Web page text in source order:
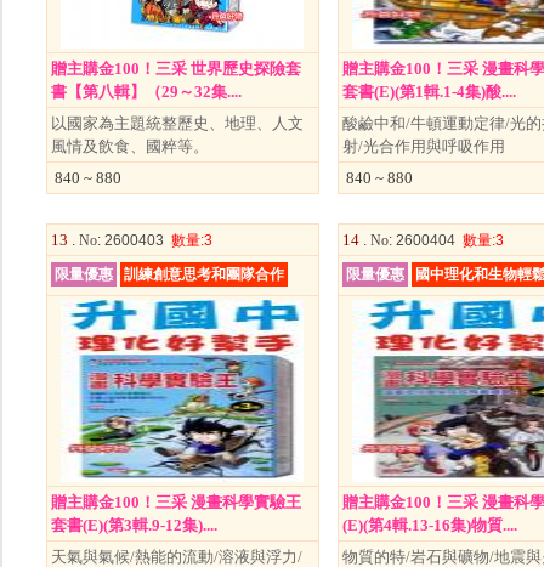
贈主購金100！三采 世界歷史探險套
書【第八輯】（29～32集....
以國家為主題統整歷史、地理、人文
風情及飲食、國粹等。
840 ~ 880
贈主購金100！三采 漫畫科
套書(E)(第1輯.1-4集)酸....
酸鹼中和/牛頓運動定律/光
射/光合作用與呼吸作用
840 ~ 880
13 . No: 2600403 數量:3
限量優惠
訓練創意思考和團隊合作
贈主購金100！三采 漫畫科學實驗王
套書(E)(第3輯.9-12集)....
天氣與氣候/熱能的流動/溶液與浮力/
14 . No: 2600404 數量:3
限量優惠
國中理化和生物輕
贈主購金100！三采 漫畫科
(E)(第4輯.13-16集)物質....
物質的特/岩石與礦物/地震